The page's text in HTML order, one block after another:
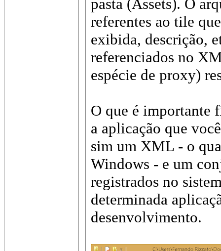
pasta (Assets). O
referentes ao tile
exibida, descrição,
referenciados no
espécie de proxy)
O que é importante
a aplicação que
sim um XML - o
Windows - e um
registrados no
determinada
desenvolvimento.